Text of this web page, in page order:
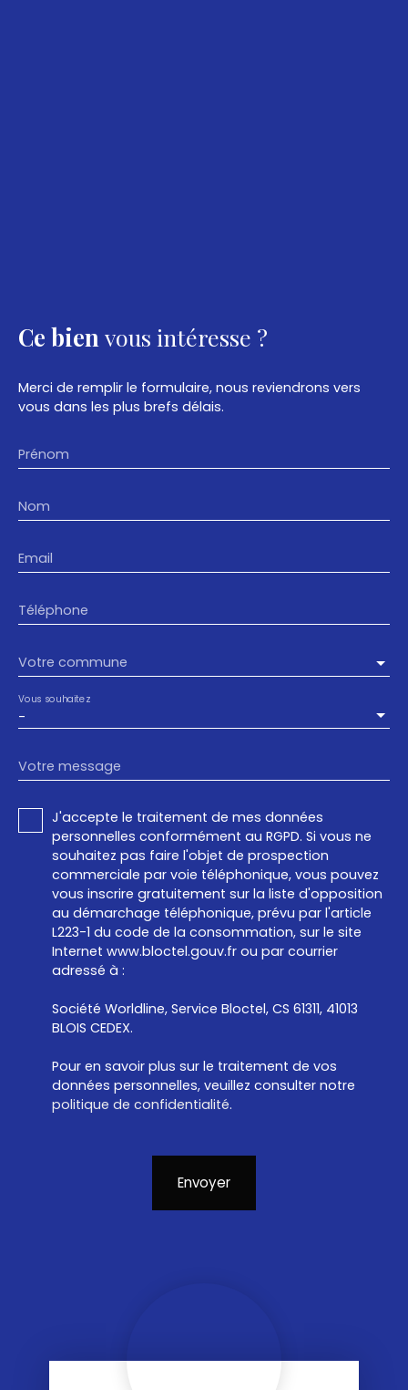
Ce bien vous intéresse ?
Merci de remplir le formulaire, nous reviendrons vers
vous dans les plus brefs délais.
Prénom
Nom
Email
Téléphone
Votre commune
-
Vous souhaitez
Votre message
J'accepte le traitement de mes données
personnelles conformément au RGPD. Si vous ne
souhaitez pas faire l'objet de prospection
commerciale par voie téléphonique, vous pouvez
vous inscrire gratuitement sur la liste d'opposition
au démarchage téléphonique, prévu par l'article
L223-1 du code de la consommation, sur le site
Internet www.bloctel.gouv.fr ou par courrier
adressé à :
Société Worldline, Service Bloctel, CS 61311, 41013
BLOIS CEDEX.
Pour en savoir plus sur le traitement de vos
données personnelles, veuillez consulter notre
politique de confidentialité.
Envoyer